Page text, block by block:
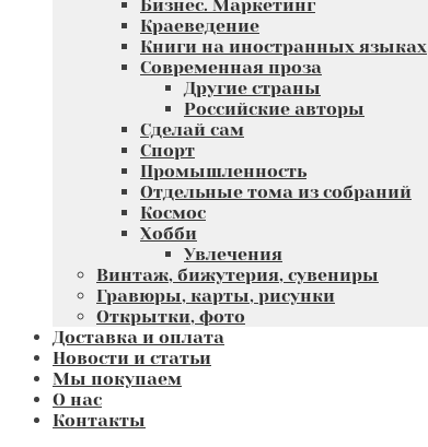
Бизнес. Маркетинг
Краеведение
Книги на иностранных языках
Современная проза
Другие страны
Российские авторы
Сделай сам
Спорт
Промышленность
Отдельные тома из собраний
Космос
Хобби
Увлечения
Винтаж, бижутерия, сувениры
Гравюры, карты, рисунки
Открытки, фото
Доставка и оплата
Новости и статьи
Мы покупаем
О нас
Контакты